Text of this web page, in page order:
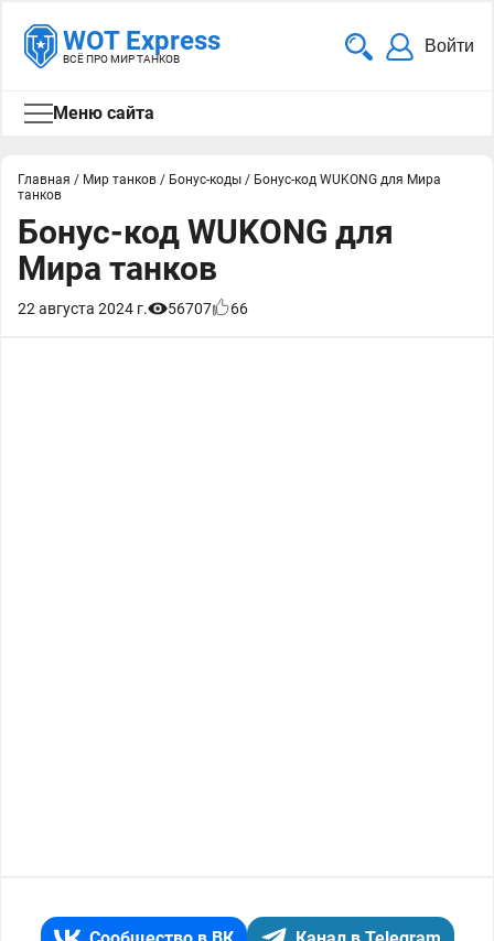
WOT Express
ВСЁ ПРО МИР ТАНКОВ
Войти
Меню сайта
Главная / Мир танков / Бонус-коды / Бонус-код WUKONG для Мира
танков
Бонус-код WUKONG для
Мира танков
22 августа 2024 г. 56707 66